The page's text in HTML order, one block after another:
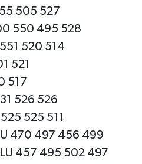
505 527
550 495 528
520 514
521
517
526 526
525 511
470 497 456 499
457 495 502 497